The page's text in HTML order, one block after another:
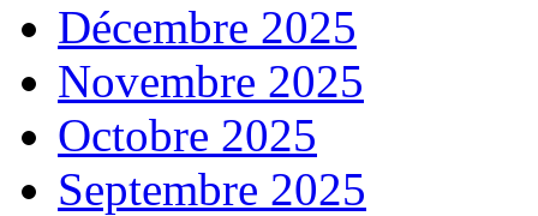
Décembre 2025
Novembre 2025
Octobre 2025
Septembre 2025